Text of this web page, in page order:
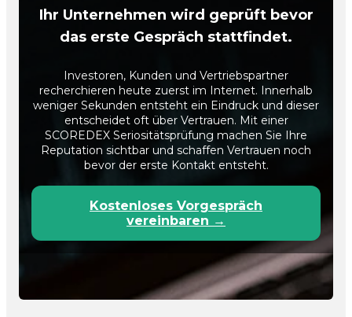
Ihr Unternehmen wird geprüft bevor
das erste Gespräch stattfindet.
Investoren, Kunden und Vertriebspartner
recherchieren heute zuerst im Internet. Innerhalb
weniger Sekunden entsteht ein Eindruck und dieser
entscheidet oft über Vertrauen. Mit einer
SCOREDEX Seriositätsprüfung machen Sie Ihre
Reputation sichtbar und schaffen Vertrauen noch
bevor der erste Kontakt entsteht.
Kostenloses Vorgespräch
vereinbaren →